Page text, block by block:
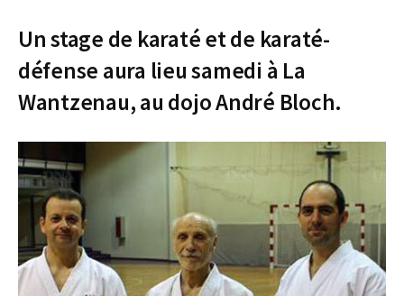
Un stage de karaté et de karaté-
défense aura lieu samedi à La
Wantzenau, au dojo André Bloch.